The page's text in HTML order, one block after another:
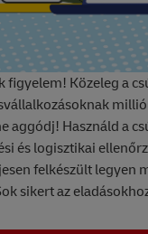
figyelem! Közeleg a
aggódj! Használd a
és logisztikai
felkészült legyen
sikert az